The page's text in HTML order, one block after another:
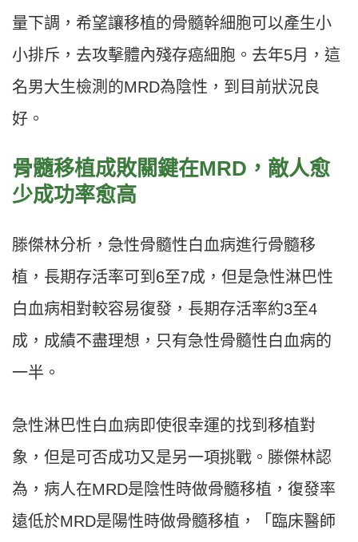
量下調，希望讓移植的骨髓幹細胞可以產生小
小排斥，去攻擊體內殘存癌細胞。去年5月，這
名男大生檢測的MRD為陰性，到目前狀況良
好。
骨髓移植成敗關鍵在MRD，敵人愈
少成功率愈高
滕傑林分析，急性骨髓性白血病進行骨髓移
植，長期存活率可到6至7成，但是急性淋巴性
白血病相對較容易復發，長期存活率約3至4
成，成績不盡理想，只有急性骨髓性白血病的
一半。
急性淋巴性白血病即使很幸運的找到移植對
象，但是可否成功又是另一項挑戰。滕傑林認
為，病人在MRD是陰性時做骨髓移植，復發率
遠低於MRD是陽性時做骨髓移植，「臨床醫師